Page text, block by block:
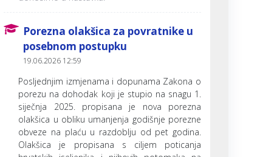
Porezna olakšica za povratnike u
posebnom postupku
19.06.2026 12:59
Posljednjim izmjenama i dopunama Zakona o
porezu na dohodak koji je stupio na snagu 1.
siječnja 2025. propisana je nova porezna
olakšica u obliku umanjenja godišnje porezne
obveze na plaću u razdoblju od pet godina.
Olakšica je propisana s ciljem poticanja